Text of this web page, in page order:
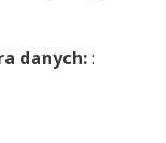
danych::